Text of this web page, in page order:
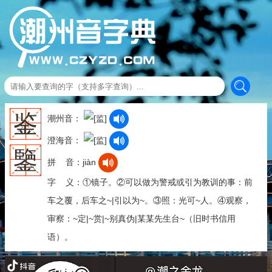
鉴
鑒
潮州音：
澄海音：
拼 音：jiàn
字 义：①镜子。②可以做为警戒或引为教训的事：前
车之覆，后车之~|引以为~。③照：光可~人。④观察，
审察：~定|~赏|~别真伪|某某先生台~（旧时书信用
语）。